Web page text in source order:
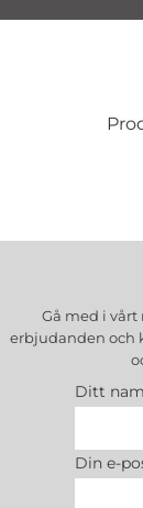
Gå med i vårt
erbjudanden och
Ditt
Din e-